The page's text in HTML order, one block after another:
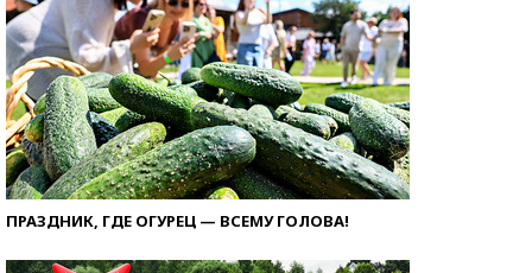
ПРАЗДНИК, ГДЕ ОГУРЕЦ — ВСЕМУ ГОЛОВА!